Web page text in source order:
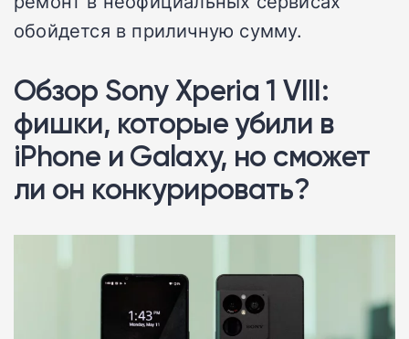
обойдется в приличную сумму.
Обзор Sony Xperia 1 VIII:
фишки, которые убили в
iPhone и Galaxy, но сможет
ли он конкурировать?